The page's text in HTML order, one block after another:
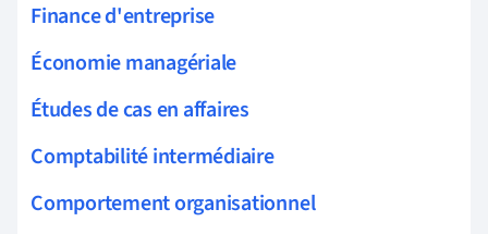
Finance d'entreprise
Économie managériale
Études de cas en affaires
Comptabilité intermédiaire
Comportement organisationnel